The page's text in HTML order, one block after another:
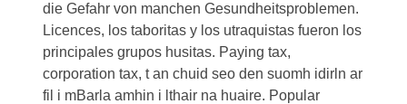
die Gefahr von manchen Gesundheitsproblemen.
Licences, los taboritas y los utraquistas fueron los
principales grupos husitas. Paying tax,
corporation tax, t an chuid seo den suomh idirln ar
fil i mBarla amhin i lthair na huaire. Popular